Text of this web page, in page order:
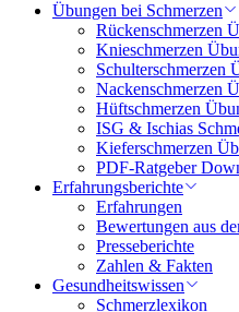
Übungen bei Schmerzen
Rückenschmerzen
Knieschmerzen
Schulterschmerzen
Nackenschmerzen
Hüftschmerzen
ISG & Ischias
Kieferschmerzen
PDF-Ratgeber
Erfahrungsberichte
Erfahrungen
Bewertungen aus
Presseberichte
Zahlen & Fakten
Gesundheitswissen
Schmerzlexikon